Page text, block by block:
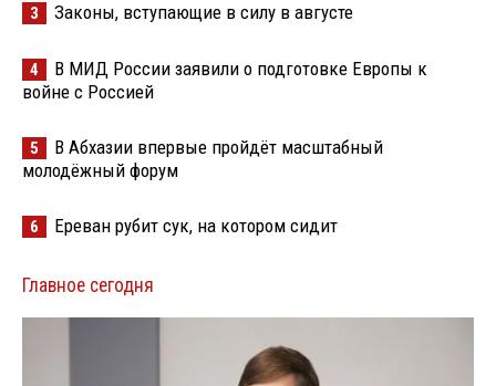
3 Законы, вступающие в силу в августе
4
В МИД России заявили о подготовке Европы к
войне с Россией
5
В Абхазии впервые пройдёт масштабный
молодёжный форум
6 Ереван рубит сук, на котором сидит
Главное сегодня